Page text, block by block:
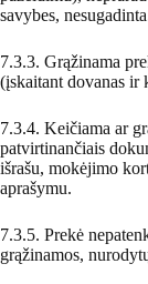
savybes,
7.3.3. Grąžinama
(įskaitant dovanas ir
7.3.4. Keičiama ar
patvirtinančiais
išrašu, mokėjimo
aprašymu.
7.3.5. Prekė
grąžinamos,